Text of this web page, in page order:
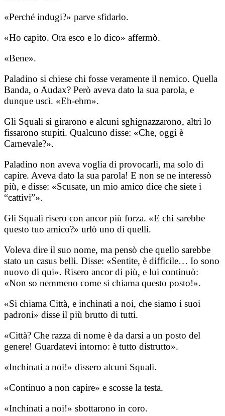
«Perché indugi?» parve sfidarlo.
«Ho capito. Ora esco e lo dico» affermò.
«Bene».
Paladino si chiese chi fosse veramente il nemico. Quella
Banda, o Audax? Però aveva dato la sua parola, e
dunque uscì. «Eh-ehm».
Gli Squali si girarono e alcuni sghignazzarono, altri lo
fissarono stupiti. Qualcuno disse: «Che, oggi è
Carnevale?».
Paladino non aveva voglia di provocarli, ma solo di
capire. Aveva dato la sua parola! E non se ne interessò
più, e disse: «Scusate, un mio amico dice che siete i
“cattivi”».
Gli Squali risero con ancor più forza. «E chi sarebbe
questo tuo amico?» urlò uno di quelli.
Voleva dire il suo nome, ma pensò che quello sarebbe
stato un casus belli. Disse: «Sentite, è difficile… Io sono
nuovo di qui». Risero ancor di più, e lui continuò:
«Non so nemmeno come si chiama questo posto!».
«Si chiama Città, e inchinati a noi, che siamo i suoi
padroni» disse il più brutto di tutti.
«Città? Che razza di nome è da darsi a un posto del
genere! Guardatevi intorno: è tutto distrutto».
«Inchinati a noi!» dissero alcuni Squali.
«Continuo a non capire» e scosse la testa.
«Inchinati a noi!» sbottarono in coro.